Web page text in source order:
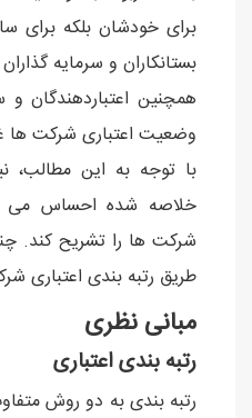
برای خودشان بلكه برای
بستانكاران و سرمایه
همچنین اعتباردهندگان و
وضعیت اعتباری شركت ها
با توجه به این مطالب،
خلاصه شده احساس می
شركت ها را تشریح كند.
طریق رتبه بندی اعتباری
مبانی نظری
رتبه بندی اعتباری
رتبه بندی به دو روش